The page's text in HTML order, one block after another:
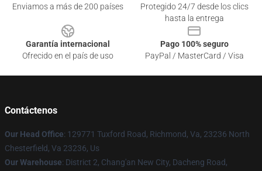
Enviamos a más de 200 países
Protegido 24/7 desde los clics
hasta la entrega
Garantía internacional
Ofrecido en el país de uso
Pago 100% seguro
PayPal / MasterCard / Visa
Contáctenos
Our Head Office: 129771 Tuxford Road, Richmond, Va, 23236 North
Chesterfield, Va 23236, Us
Our Warehouse: District 2, Chang'an New City, Dacheng Road,